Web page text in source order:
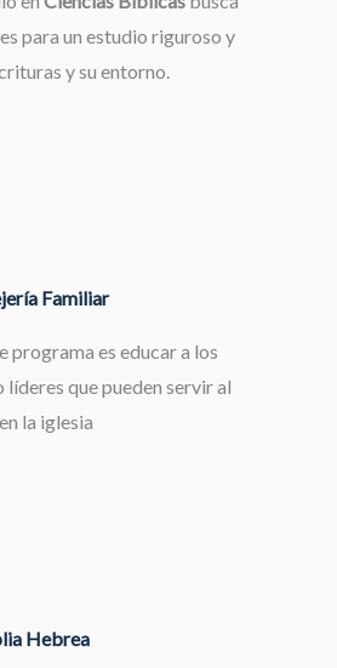
para un estudio riguroso y
y su entorno.
Familiar
programa es educar a los
que pueden servir al
la iglesia
Hebrea